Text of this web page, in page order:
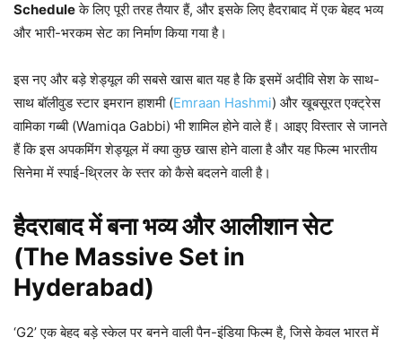
Scheduleके लिए पूरी तरह तैयार हैं, और इसके लिए हैदराबाद में एक बेहद भव्य
और भारी-भरकम सेट का निर्माण किया गया है।
इस नए और बड़े शेड्यूल की सबसे खास बात यह है कि इसमें अदीवि सेश के साथ-
साथ बॉलीवुड स्टार इमरान हाशमी (Emraan Hashmi) और खूबसूरत एक्ट्रेस
वामिका गब्बी (Wamiqa Gabbi) भी शामिल होने वाले हैं। आइए विस्तार से जानते
हैं कि इस अपकमिंग शेड्यूल में क्या कुछ खास होने वाला है और यह फिल्म भारतीय
सिनेमा में स्पाई-थ्रिलर के स्तर को कैसे बदलने वाली है।
हैदराबाद में बना भव्य और आलीशान सेट
(The Massive Set in
Hyderabad)
‘G2’ एक बेहद बड़े स्केल पर बनने वाली पैन-इंडिया फिल्म है, जिसे केवल भारत में